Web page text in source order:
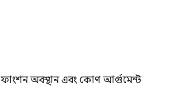
ফাংশন অবস্থান এবং কোণ আর্গুমেন্ট